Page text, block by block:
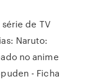
de TV
Naruto:
no anime
- Ficha